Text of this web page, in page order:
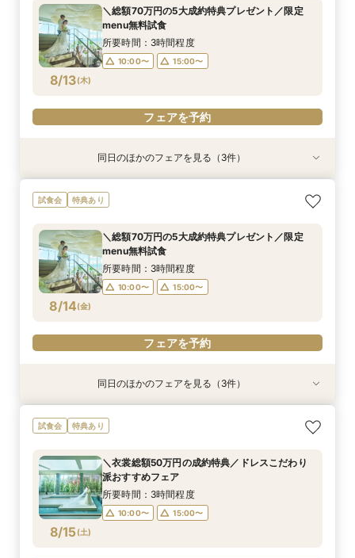
8/12(水)
11:00〜 15:00〜
8/12(水)
10:00〜
8/12(水)
10:00〜
8/13(木)
＼総額70万円の5大成約特典プレゼント／限定
menu無料試食
所要時間：3時間程度
10:00〜 15:00〜
フェアを予約
8/13(木)
オンライン相談会
11:00〜 15:00〜
特典あり
8/13(木)
【2件目来館もお得】試食×見学しっかり体験♪特
典付フェア
10:00〜
特典あり
8/13(木)
【パパママ限定】個室で安心試食♪アットホーム
婚相談会
10:00〜
同日のほかのフェアを見る（3件）
試食会 特典あり
8/14(金)
＼総額70万円の5大成約特典プレゼント／限定
menu無料試食
所要時間：3時間程度
10:00〜 15:00〜
フェアを予約
8/14(金)
オンライン相談会
11:00〜 15:00〜
特典あり
8/14(金)
【2件目来館もお得】試食×見学しっかり体験♪特
典付フェア
10:00〜 15:00〜
特典あり
8/14(金)
【パパママ限定】個室で安心試食♪アットホーム
婚相談会
10:00〜 15:00〜
同日のほかのフェアを見る（3件）
試食会 特典あり
8/15(土)
＼衣裳総額50万円の成約特典／ドレスこだわり
派おすすめフェア
所要時間：3時間程度
10:00〜 15:00〜